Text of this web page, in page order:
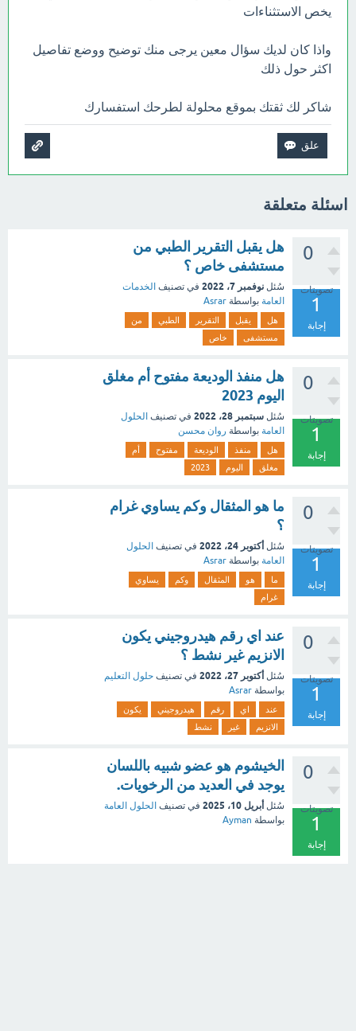
يخص الاستثناءات
واذا كان لديك سؤال معين يرجى منك توضيح ووضع تفاصيل
اكثر حول ذلك
شاكر لك ثقتك بموقع محلولة لطرحك استفسارك
اسئلة متعلقة
0
تصويتات
1
إجابة
هل يقبل التقرير الطبي من
مستشفى خاص ؟
سُئل نوفمبر 7، 2022 في تصنيف الخدمات
العامة بواسطة Asrar
هل يقبل التقرير الطبي
من
مستشفى
خاص
0
تصويتات
1
إجابة
هل منفذ الوديعة مفتوح أم مغلق
اليوم 2023
سُئل سبتمبر 28، 2022 في تصنيف الحلول
العامة بواسطة روان محسن
هل منفذ الوديعة مفتوح
أم
مغلق
اليوم 2023
0
تصويتات
1
إجابة
ما هو المثقال وكم يساوي غرام
؟
سُئل أكتوبر 24، 2022 في تصنيف الحلول
العامة بواسطة Asrar
ما هو المثقال وكم
يساوي
غرام
0
تصويتات
1
إجابة
عند اي رقم هيدروجيني يكون
الانزيم غير نشط ؟
سُئل أكتوبر 27، 2022 في تصنيف حلول التعليم
بواسطة Asrar
عند اي رقم هيدروجيني
يكون
الانزيم
غير نشط
0
تصويتات
1
إجابة
الخيشوم هو عضو شبيه باللسان
يوجد في العديد من الرخويات.
سُئل أبريل 10، 2025 في تصنيف الحلول العامة
بواسطة Ayman